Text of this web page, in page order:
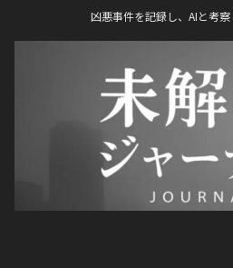
凶悪事件を記録し、AIと考